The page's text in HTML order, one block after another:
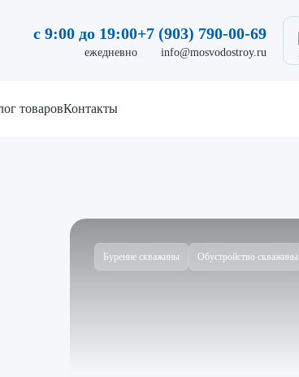
с 9:00 до 19:00
ежедневно
+7 (903) 790-00-69
info@mosvodostroy.ru
товаровКонтакты
Бурение скважины Обустройство скважины